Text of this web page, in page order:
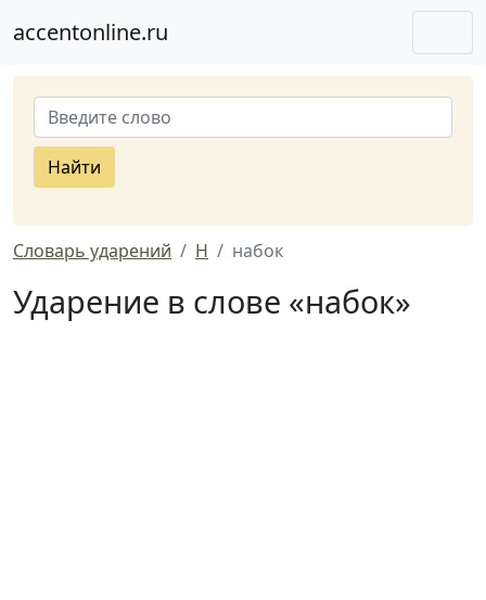
accentonline.ru
Найти
Словарь ударений Н набок
Ударение в слове «набок»